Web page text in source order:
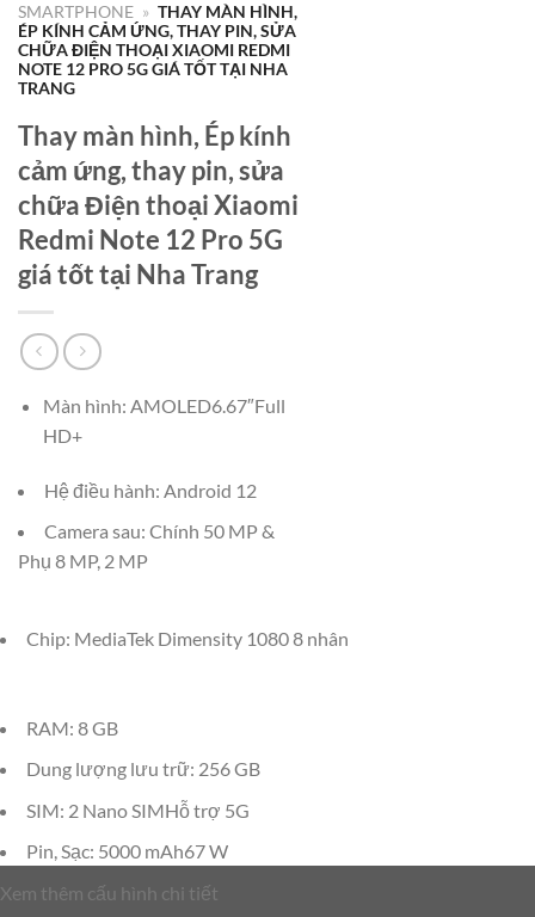
SMARTPHONE » THAY MÀN HÌNH,
ÉP KÍNH CẢM ỨNG, THAY PIN, SỬA
CHỮA ĐIỆN THOẠI XIAOMI REDMI
NOTE 12 PRO 5G GIÁ TỐT TẠI NHA
TRANG
Thay màn hình, Ép kính
cảm ứng, thay pin, sửa
chữa Điện thoại Xiaomi
Redmi Note 12 Pro 5G
giá tốt tại Nha Trang
Màn hình: AMOLED6.67″Full
HD+
Hệ điều hành: Android 12
Camera sau: Chính 50 MP &
Phụ 8 MP, 2 MP
Chip: MediaTek Dimensity 1080 8 nhân
RAM: 8 GB
Dung lượng lưu trữ: 256 GB
SIM: 2 Nano SIMHỗ trợ 5G
Pin, Sạc: 5000 mAh67 W
Xem thêm cấu hình chi tiết